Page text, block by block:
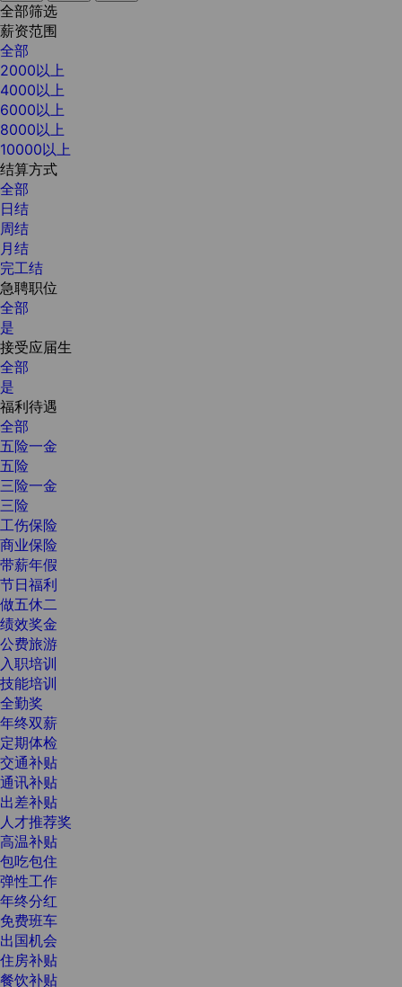
全部筛选
薪资范围
全部
2000以上
4000以上
6000以上
8000以上
10000以上
结算方式
全部
日结
周结
月结
完工结
急聘职位
全部
是
接受应届生
全部
是
福利待遇
全部
五险一金
五险
三险一金
三险
工伤保险
商业保险
带薪年假
节日福利
做五休二
绩效奖金
公费旅游
入职培训
技能培训
全勤奖
年终双薪
定期体检
交通补贴
通讯补贴
出差补贴
人才推荐奖
高温补贴
包吃包住
弹性工作
年终分红
免费班车
出国机会
住房补贴
餐饮补贴